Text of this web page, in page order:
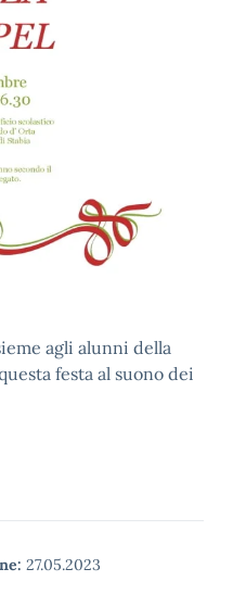
agli alunni della
festa al suono dei
27.05.2023